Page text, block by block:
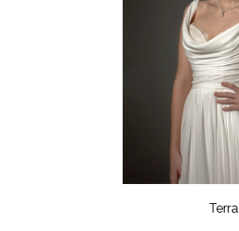
Terra